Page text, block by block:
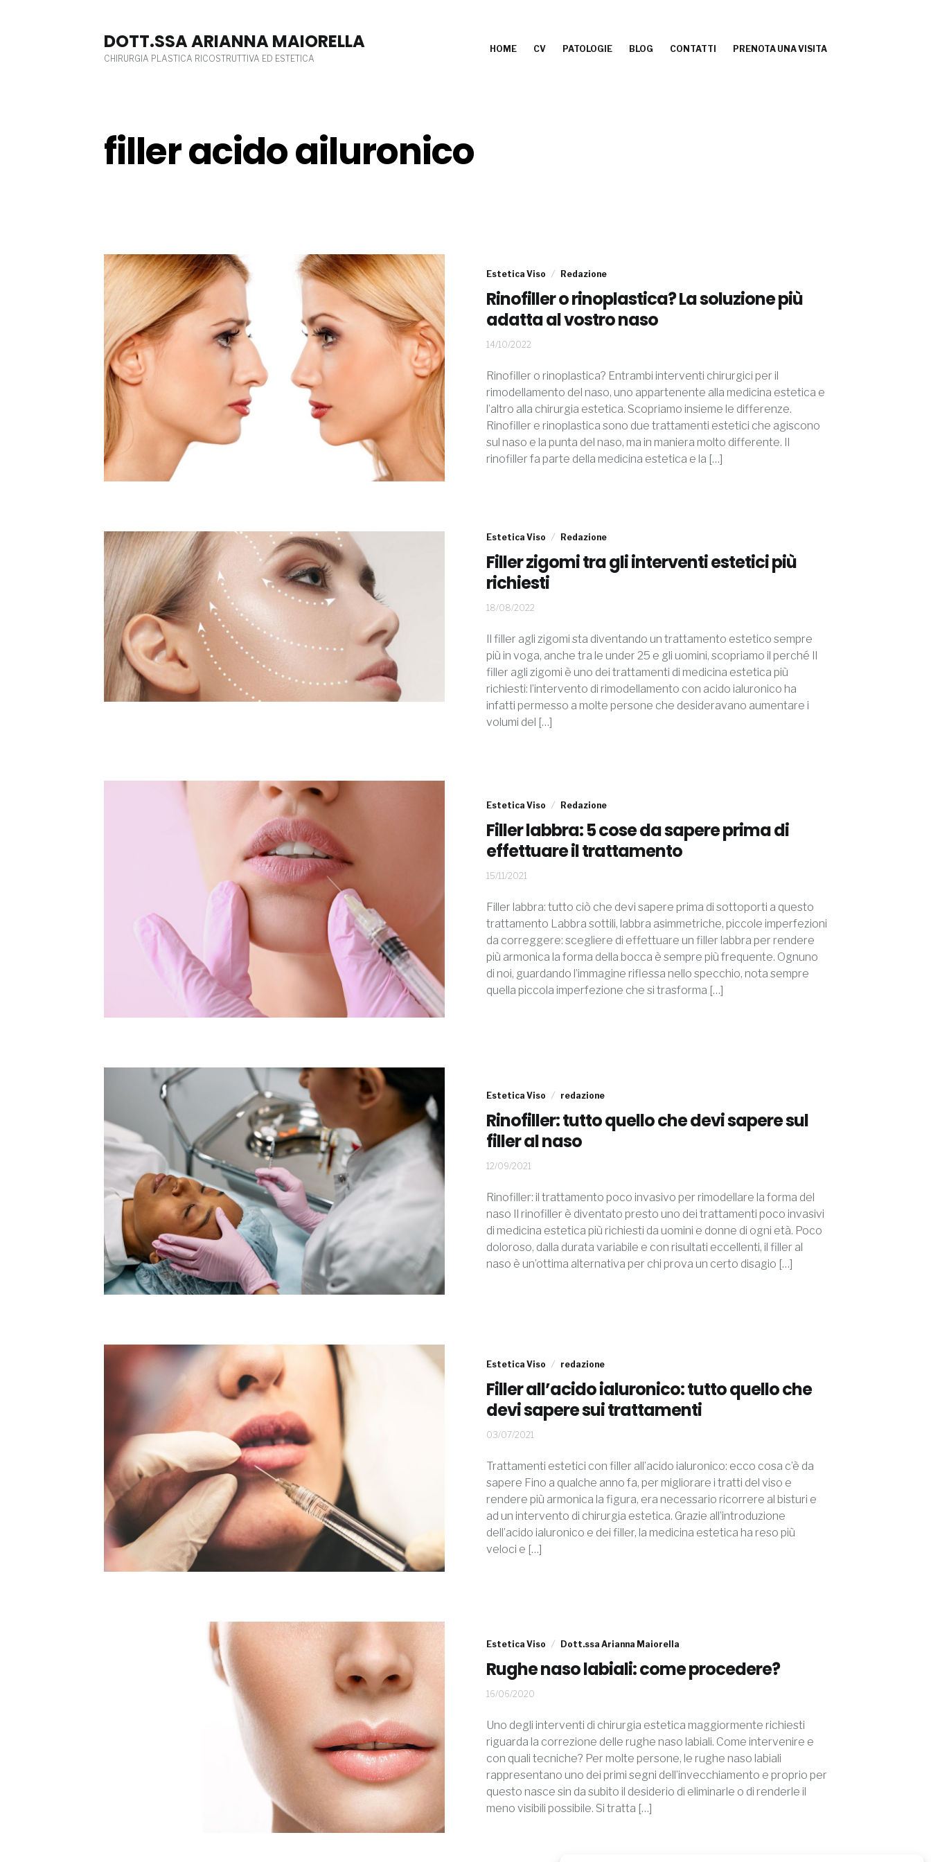
DOTT.SSA ARIANNA MAIORELLA
CHIRURGIA PLASTICA RICOSTRUTTIVA ED ESTETICA
HOME CV PATOLOGIE BLOG CONTATTI PRENOTA UNA VISITA
filler acido ailuronico
Estetica Viso Redazione
Rinofiller o rinoplastica? La soluzione più
adatta al vostro naso
14/10/2022
Rinofiller o rinoplastica? Entrambi interventi chirurgici per il
rimodellamento del naso, uno appartenente alla medicina estetica e
l’altro alla chirurgia estetica. Scopriamo insieme le differenze.
Rinofiller e rinoplastica sono due trattamenti estetici che agiscono
sul naso e la punta del naso, ma in maniera molto differente. Il
rinofiller fa parte della medicina estetica e la […]
Estetica Viso Redazione
Filler zigomi tra gli interventi estetici più
richiesti
18/08/2022
Il filler agli zigomi sta diventando un trattamento estetico sempre
più in voga, anche tra le under 25 e gli uomini, scopriamo il perché Il
filler agli zigomi è uno dei trattamenti di medicina estetica più
richiesti: l’intervento di rimodellamento con acido ialuronico ha
infatti permesso a molte persone che desideravano aumentare i
volumi del […]
Estetica Viso Redazione
Filler labbra: 5 cose da sapere prima di
effettuare il trattamento
15/11/2021
Filler labbra: tutto ciò che devi sapere prima di sottoporti a questo
trattamento Labbra sottili, labbra asimmetriche, piccole imperfezioni
da correggere: scegliere di effettuare un filler labbra per rendere
più armonica la forma della bocca è sempre più frequente. Ognuno
di noi, guardando l’immagine riflessa nello specchio, nota sempre
quella piccola imperfezione che si trasforma […]
Estetica Viso redazione
Rinofiller: tutto quello che devi sapere sul
filler al naso
12/09/2021
Rinofiller: il trattamento poco invasivo per rimodellare la forma del
naso Il rinofiller è diventato presto uno dei trattamenti poco invasivi
di medicina estetica più richiesti da uomini e donne di ogni età. Poco
doloroso, dalla durata variabile e con risultati eccellenti, il filler al
naso è un’ottima alternativa per chi prova un certo disagio […]
Estetica Viso redazione
Filler all’acido ialuronico: tutto quello che
devi sapere sui trattamenti
03/07/2021
Trattamenti estetici con filler all’acido ialuronico: ecco cosa c’è da
sapere Fino a qualche anno fa, per migliorare i tratti del viso e
rendere più armonica la figura, era necessario ricorrere al bisturi e
ad un intervento di chirurgia estetica. Grazie all’introduzione
dell’acido ialuronico e dei filler, la medicina estetica ha reso più
veloci e […]
Estetica Viso Dott.ssa Arianna Maiorella
Rughe naso labiali: come procedere?
16/06/2020
Uno degli interventi di chirurgia estetica maggiormente richiesti
riguarda la correzione delle rughe naso labiali. Come intervenire e
con quali tecniche? Per molte persone, le rughe naso labiali
rappresentano uno dei primi segni dell’invecchiamento e proprio per
questo nasce sin da subito il desiderio di eliminarle o di renderle il
meno visibili possibile. Si tratta […]